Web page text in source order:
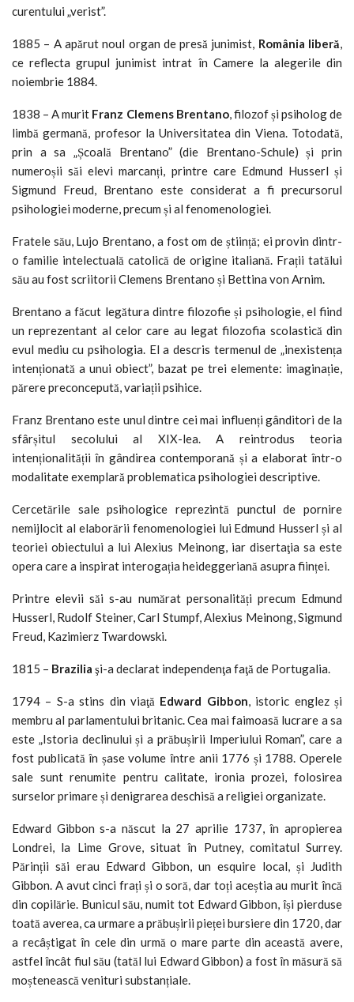
curentului „verist”.
1885 – A apărut noul organ de presă junimist, România liberă,
ce reflecta grupul junimist intrat în Camere la alegerile din
noiembrie 1884.
1838 – A murit Franz Clemens Brentano, filozof și psiholog de
limbă germană, profesor la Universitatea din Viena. Totodată,
prin a sa „Școală Brentano” (die Brentano-Schule) și prin
numeroșii săi elevi marcanți, printre care Edmund Husserl și
Sigmund Freud, Brentano este considerat a fi precursorul
psihologiei moderne, precum și al fenomenologiei.
Fratele său, Lujo Brentano, a fost om de știință; ei provin dintr-
o familie intelectuală catolică de origine italiană. Frații tatălui
său au fost scriitorii Clemens Brentano și Bettina von Arnim.
Brentano a făcut legătura dintre filozofie și psihologie, el fiind
un reprezentant al celor care au legat filozofia scolastică din
evul mediu cu psihologia. El a descris termenul de „inexistența
intenționată a unui obiect”, bazat pe trei elemente: imaginație,
părere preconcepută, variații psihice.
Franz Brentano este unul dintre cei mai influenți gânditori de la
sfârșitul secolului al XIX-lea. A reintrodus teoria
intenționalității în gândirea contemporană și a elaborat într-o
modalitate exemplară problematica psihologiei descriptive.
Cercetările sale psihologice reprezintă punctul de pornire
nemijlocit al elaborării fenomenologiei lui Edmund Husserl și al
teoriei obiectului a lui Alexius Meinong, iar disertaţia sa este
opera care a inspirat interogația heideggeriană asupra ființei.
Printre elevii săi s-au numărat personalități precum Edmund
Husserl, Rudolf Steiner, Carl Stumpf, Alexius Meinong, Sigmund
Freud, Kazimierz Twardowski.
1815 – Brazilia şi-a declarat independenţa faţă de Portugalia.
1794 – S-a stins din viaţă Edward Gibbon, istoric englez și
membru al parlamentului britanic. Cea mai faimoasă lucrare a sa
este „Istoria declinului și a prăbușirii Imperiului Roman”, care a
fost publicată în șase volume între anii 1776 și 1788. Operele
sale sunt renumite pentru calitate, ironia prozei, folosirea
surselor primare și denigrarea deschisă a religiei organizate.
Edward Gibbon s-a născut la 27 aprilie 1737, în apropierea
Londrei, la Lime Grove, situat în Putney, comitatul Surrey.
Părinții săi erau Edward Gibbon, un esquire local, și Judith
Gibbon. A avut cinci frați și o soră, dar toți aceștia au murit încă
din copilărie. Bunicul său, numit tot Edward Gibbon, își pierduse
toată averea, ca urmare a prăbușirii pieței bursiere din 1720, dar
a recâștigat în cele din urmă o mare parte din această avere,
astfel încât fiul său (tatăl lui Edward Gibbon) a fost în măsură să
moștenească venituri substanțiale.